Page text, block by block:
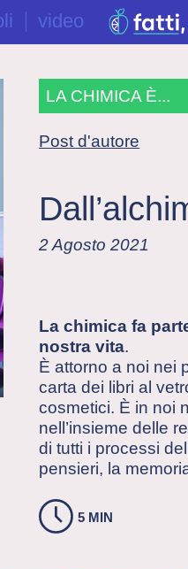
video
LA CHIMICA È...
Post d'autore
2 Agosto 2021
La chimica fa
nostra vita.
È attorno a noi nei
carta dei libri al
cosmetici. È in noi
nell’insieme delle
di tutti i processi
pensieri, la
5 MIN